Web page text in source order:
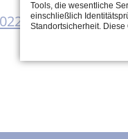
(355,3 KiB)
Tools, die wesentliche
einschließlich
Standortsicherheit.